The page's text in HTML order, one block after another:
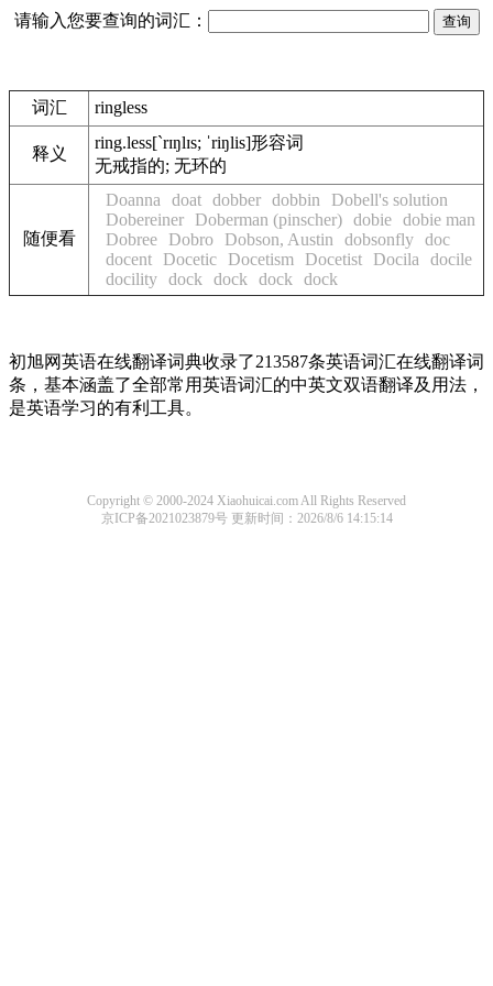
请输入您要查询的词汇：
词汇 ringless
释义
ring.less[`rɪŋlɪs; ˈriŋlis]形容词
无戒指的; 无环的
随便看
Doanna doat dobber dobbin
Dobell's solution
Dobereiner
Doberman (pinscher) dobie dobie man
Dobree
Dobro Dobson, Austin dobsonfly doc
docent
Docetic Docetism Docetist Docila
docile
docility dock dock dock dock
初旭网英语在线翻译词典收录了213587条英语词汇在线翻译词
条，基本涵盖了全部常用英语词汇的中英文双语翻译及用法，
是英语学习的有利工具。
Copyright © 2000-2024 Xiaohuicai.com All Rights Reserved
京ICP备2021023879号更新时间：2026/8/6 14:15:14